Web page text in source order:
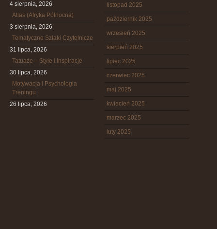
4 sierpnia, 2026
Atlas (Afryka Północna)
3 sierpnia, 2026
Tematyczne Szlaki Czytelnicze
31 lipca, 2026
Tatuaże – Style i Inspiracje
30 lipca, 2026
Motywacja i Psychologia
Treningu
26 lipca, 2026
listopad 2025
październik 2025
wrzesień 2025
sierpień 2025
lipiec 2025
czerwiec 2025
maj 2025
kwiecień 2025
marzec 2025
luty 2025